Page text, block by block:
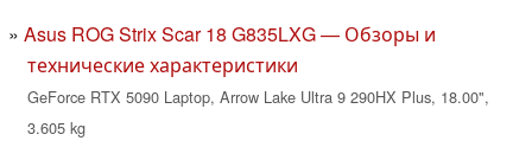
Asus ROG Strix Scar 18 G835LXG — Обзоры и
технические характеристики
GeForce RTX 5090 Laptop, Arrow Lake Ultra 9 290HX Plus, 18.00",
3.605 kg